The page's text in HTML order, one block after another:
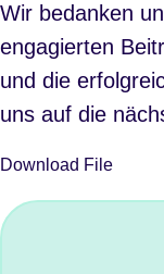
Wir bedanken
engagierten
und die
uns auf die
Download File